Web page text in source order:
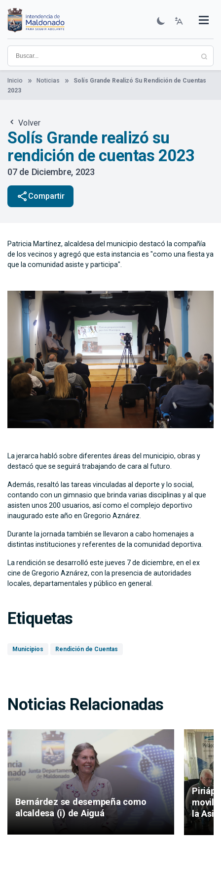
contenido
principal
Institucional
Municipios
Descubre Maldonado
Comunicación
Servicios
Guía De Trámites
Ver Noticias
Inicio Noticias
Solís Grande Realizó Su Rendición de Cuentas
2023
Volver
Solís Grande realizó su
rendición de cuentas 2023
07 de Diciembre, 2023
share Compartir
Patricia Martínez, alcaldesa del municipio destacó la compañía
de los vecinos y agregó que esta instancia es "como una fiesta ya
que la comunidad asiste y participa".
La jerarca habló sobre diferentes áreas del municipio, obras y
destacó que se seguirá trabajando de cara al futuro.
Además, resaltó las tareas vinculadas al deporte y lo social,
contando con un gimnasio que brinda varias disciplinas y al que
asisten unos 200 usuarios, así como el complejo deportivo
inaugurado este año en Gregorio Aznárez.
Durante la jornada también se llevaron a cabo homenajes a
distintas instituciones y referentes de la comunidad deportiva.
La rendición se desarrolló este jueves 7 de diciembre, en el ex
cine de Gregorio Aznárez, con la presencia de autoridades
locales, departamentales y público en general.
Etiquetas
Municipios Rendición de Cuentas
Noticias Relacionadas
Bernárdez se desempeña como
alcaldesa (i) de Aiguá
la